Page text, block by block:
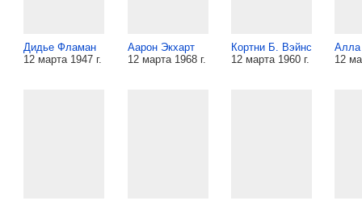
Дидье Фламан
12 марта 1947 г.
Аарон Экхарт
12 марта 1968 г.
Кортни Б. Вэйнс
12 марта 1960 г.
12